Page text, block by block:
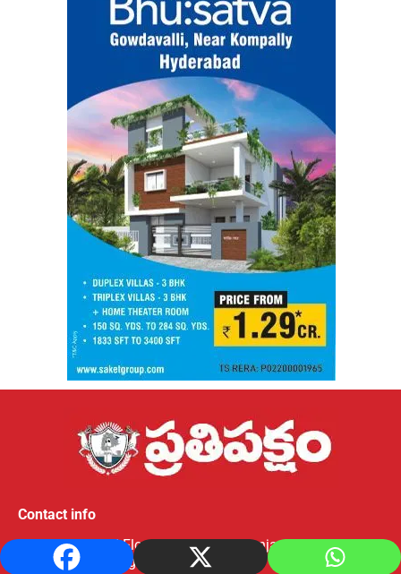
Contact info
#8-2-596/3, 2nd Floor, Road No.10, Banjarahills,
Hyderabad, Telangana- 500034,